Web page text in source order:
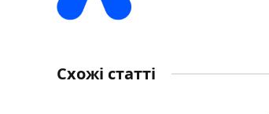
Схожі статті